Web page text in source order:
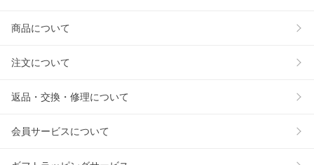
商品について
注文について
返品・交換・修理について
会員サービスについて